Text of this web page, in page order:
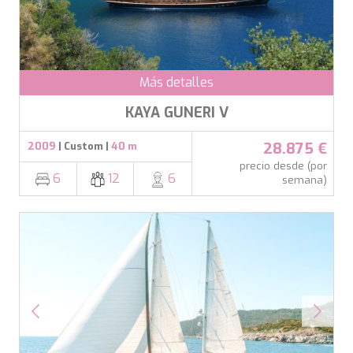
Más detalles
KAYA GUNERI V
2009 | Custom | 40 m
6 12 6
28.875 €
precio desde (por
semana)
SALTY
SAN LIMI
SANDS
SASSA LA MARE
SASTA
SEEK
SELENE
SEMAYA
SERENISSIMA III
SEVEN
SHEERGOLD
SHERAKHAN